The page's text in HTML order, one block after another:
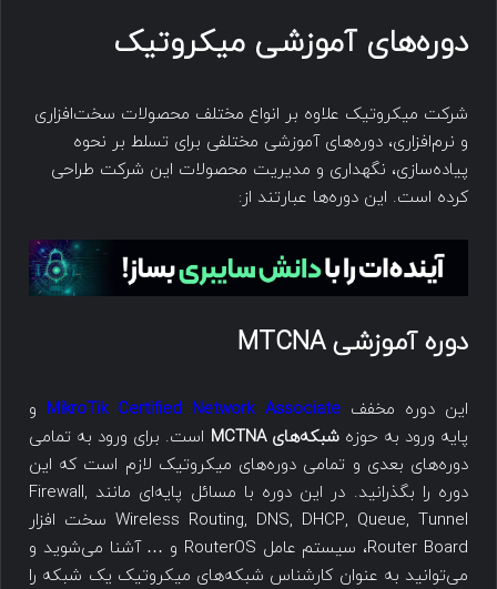
دوره‌های آموزشی میکروتیک
شرکت میکروتیک علاوه بر انواع مختلف محصولات سخت‌افزاری
و نرم‌افزاری، دوره‌های آموزشی مختلفی برای تسلط بر نحوه
پیاده‌سازی، نگهداری و مدیریت محصولات این شرکت طراحی
کرده است. این دوره‌ها عبارتند از:
دوره آموزشی MTCNA
این دوره مخففMikroTik Certified Network Associate و
پایه ورود به حوزهشبکه‌های MCTNA
است. برای ورود به تمامی
دوره‌های بعدی و تمامی دوره‌های میکروتیک لازم است که این
دوره را بگذرانید. در این دوره با مسائل پایه‌ای مانند Firewall,
Wireless Routing, DNS, DHCP, Queue, Tunnel سخت افزار
Router Board، سیستم عامل RouterOS و … آشنا می‌شوید و
می‌توانید به عنوان کارشناس شبکه‌های میکروتیک یک شبکه را